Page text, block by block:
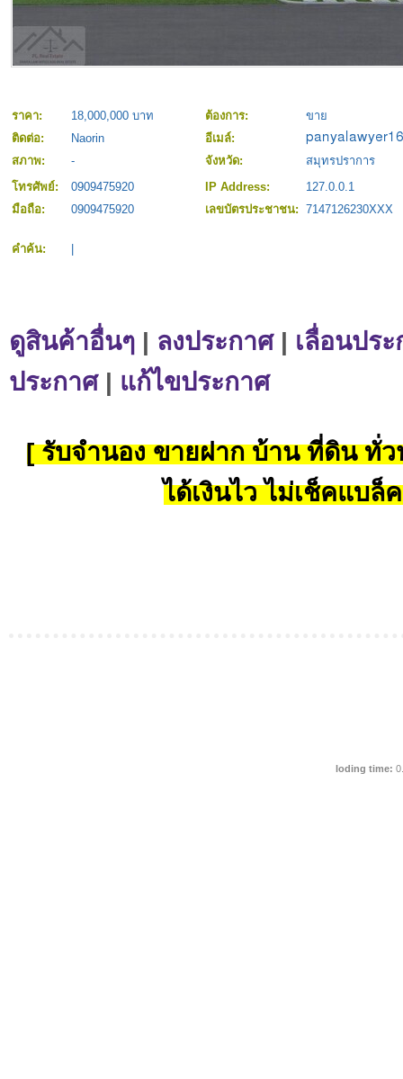
ราคา: 18,000,000 บาท ต้องการ:
ขาย
ติดต่อ:
Naorin
อีเมล์:
สภาพ:
- จังหวัด:
สมุทรปราการ
โทรศัพย์:
0909475920 IP Address:
127.0.0.1
มือถือ:
0909475920 เลขบัตรประชาชน: 7147126230XXX
คำค้น:
ดูสินค้าอื่นๆ | ลงประกาศ| เลื่อนปร
ประกาศ| แก้ไขประกาศ
[ รับจำนอง ขายฝาก บ้าน ที่ดิน ทั่ว
ได้เงินไว ไม่เช็คแบล็
loding time: